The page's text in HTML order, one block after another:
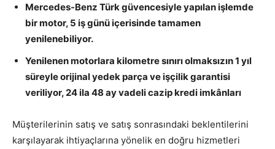
Mercedes-Benz Türk güvencesiyle yapılan işlemde
bir motor, 5 işgünüiçerisinde tamamen
yenilenebiliyor.
Yenilenen motorlara kilometre sınırı olmaksızın 1 yıl
süreyle orijinal yedek parça ve işçilik garantisi
veriliyor, 24 ila 48 ay vadeli cazip kredi imkânları
Müşterilerinin satış ve satış sonrasındaki beklentilerini
karşılayarak ihtiyaçlarına yönelik en doğru hizmetleri